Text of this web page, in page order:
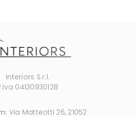
Interiors S.r.l.
04130930128
Via Matteotti 26, 21052